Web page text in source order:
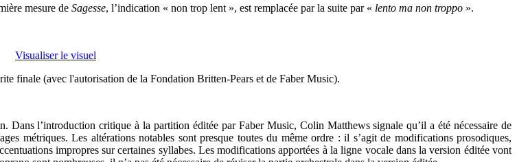
mesure de Sagesse, l’indication « non trop lent », est remplacée par la suite par « lento ma non troppo ».
Visualiser le visuel
finale (avec l'autorisation de la Fondation Britten-Pears et de Faber Music).
Dans l’introduction critique à la partition éditée par Faber Music, Colin Matthews signale qu’il a été nécessaire de
métriques. Les altérations notables sont presque toutes du même ordre : il s’agit de modifications prosodiques,
impropres sur certaines syllabes. Les modifications apportées à la ligne vocale dans la version éditée vont